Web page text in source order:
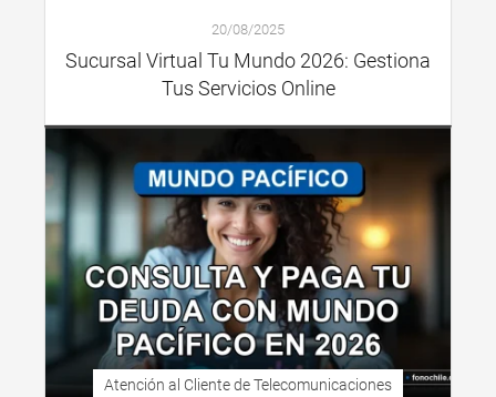
20/08/2025
Sucursal Virtual Tu Mundo 2026: Gestiona
Tus Servicios Online
Atención al Cliente de Telecomunicaciones